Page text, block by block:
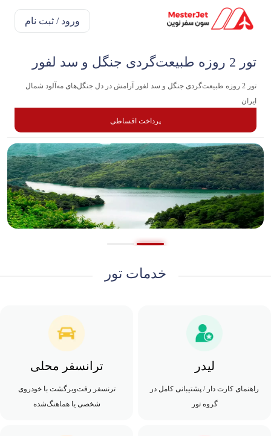
ورود / ثبت نام
تور 2 روزه طبیعت‌گردی جنگل و سد لفور
تور 2 روزه طبیعت‌گردی جنگل و سد لفور آرامش در دل جنگل‌های مه‌آلود شمال
ایران
پرداخت اقساطی
خدمات تور
لیدر
راهنمای کارت دار / پشتیبانی کامل در
گروه تور
ترانسفر محلی
ترنسفر رفت‌وبرگشت با خودروی
شخصی یا هماهنگ‌شده